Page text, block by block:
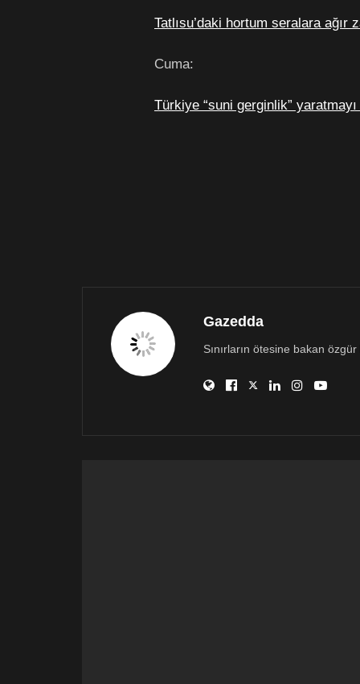
Tatlısu’daki hortum seralara ağır
Cuma:
Türkiye “suni gerginlik”
Gazedda
Sınırların ötesine bakan